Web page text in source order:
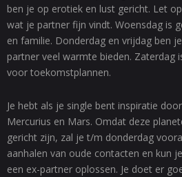
ben je op erotiek en lust gericht. Let
wat je partner fijn vindt. Woensdag is
en familie. Donderdag en vrijdag ben
partner veel warmte bieden. Zaterdag
voor toekomstplannen.
Je hebt als je single bent inspiratie
Mercurius en Mars. Omdat deze
gericht zijn, zal je t/m donderdag
aanhalen van oude contacten en kun
een ex-partner oplossen. Je doet er